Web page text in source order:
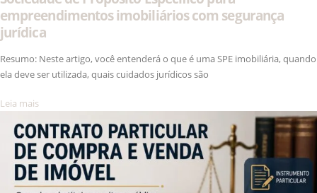
empreendimentos imobiliários com segurança
jurídica
Resumo: Neste artigo, você entenderá o que é uma SPE imobiliária, quando
ela deve ser utilizada, quais cuidados jurídicos são
Leia mais